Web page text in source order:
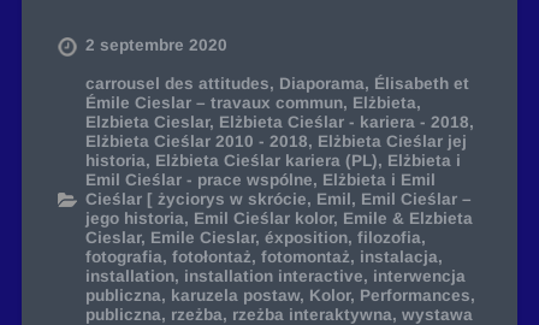
2 septembre 2020
carrousel des attitudes, Diaporama, Élisabeth et
Émile Cieslar – travaux commun, Elżbieta,
Elzbieta Cieslar, Elżbieta Cieślar - kariera - 2018,
Elżbieta Cieślar 2010 - 2018, Elżbieta Cieślar jej
historia, Elżbieta Cieślar kariera (PL), Elżbieta i
Emil Cieślar - prace wspólne, Elżbieta i Emil
Cieślar [ życiorys w skrócie, Emil, Emil Cieślar –
jego historia, Emil Cieślar kolor, Emile & Elzbieta
Cieslar, Emile Cieslar, éxposition, filozofia,
fotografia, fotołontaż, fotomontaż, instalacja,
installation, installation interactive, interwencja
publiczna, karuzela postaw, Kolor, Performances,
publiczna, rzeżba, rzeżba interaktywna, wystawa